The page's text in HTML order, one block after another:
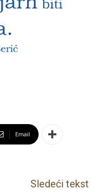
Email
Sledeći tekst